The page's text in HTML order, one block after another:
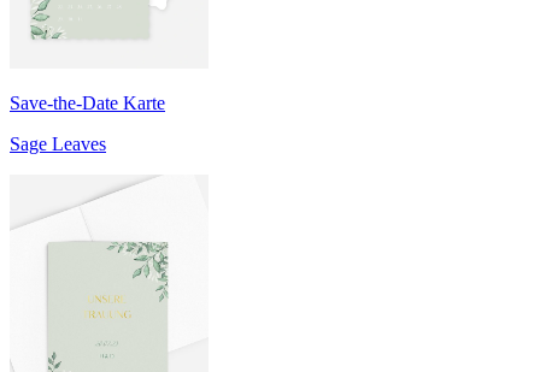
Save-the-Date Karte
Sage Leaves